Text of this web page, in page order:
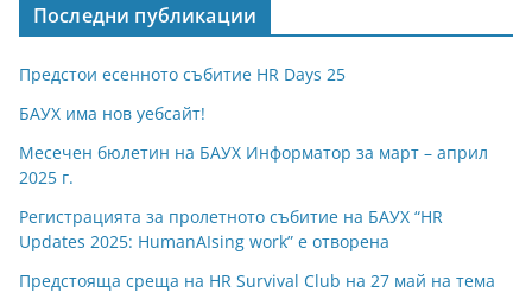
Последни публикации
Предстои есенното събитие HR Days 25
БАУХ има нов уебсайт!
Месечен бюлетин на БАУХ Информатор за март – април
2025 г.
Регистрацията за пролетното събитие на БАУХ “HR
Updates 2025: HumanAIsing work” е отворена
Предстояща среща на HR Survival Club на 27 май на тема